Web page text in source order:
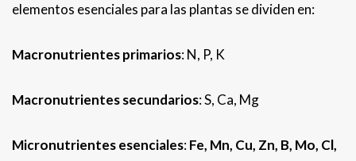
elementos esenciales para las plantas se dividen en:
Macronutrientes primarios: N, P, K
Macronutrientes secundarios: S, Ca, Mg
Micronutrientes esenciales:Fe, Mn, Cu, Zn, B, Mo, Cl,